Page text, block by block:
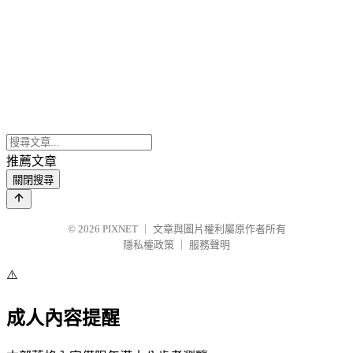
推薦文章
關閉搜尋
© 2026 PIXNET
文章與圖片權利屬原作者所有
隱私權政策
服務聲明
⚠️
成人內容提醒